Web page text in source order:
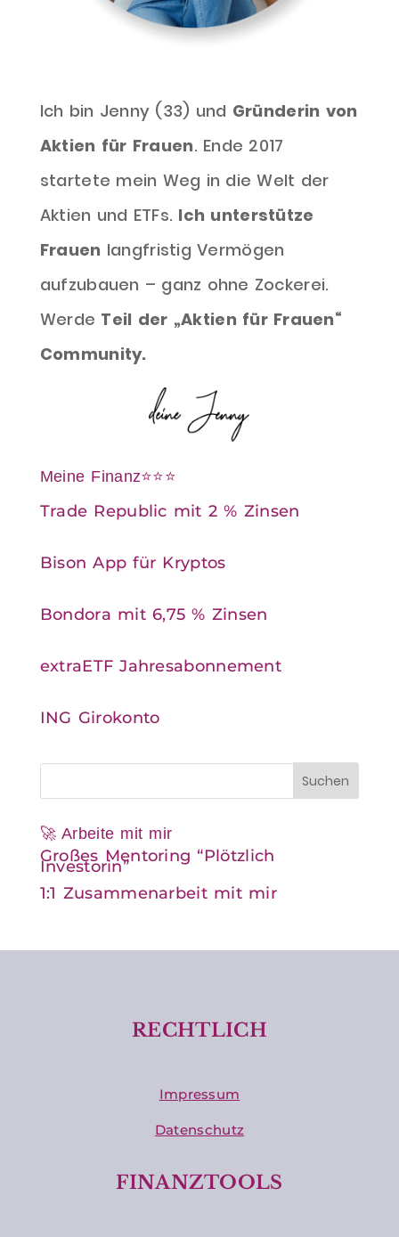
Ich bin Jenny (33) und Gründerin von
Aktien für Frauen. Ende 2017
startete mein Weg in die Welt der
Aktien und ETFs. Ich unterstütze
Frauen langfristig Vermögen
aufzubauen – ganz ohne Zockerei.
Werde Teil der „Aktien für Frauen“
Community.
Meine Finanz⭐⭐⭐
Trade Republic mit 2 % Zinsen
Bison App für Kryptos
Bondora mit 6,75 % Zinsen
extraETF Jahresabonnement
ING Girokonto
🚀 Arbeite mit mir
Großes Mentoring “Plötzlich
Investorin”
1:1 Zusammenarbeit mit mir
RECHTLICH
Impressum
Datenschutz
FINANZTOOLS